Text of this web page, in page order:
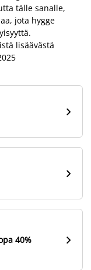
tälle sanalle,
jota hygge
lisäävästä


40% 